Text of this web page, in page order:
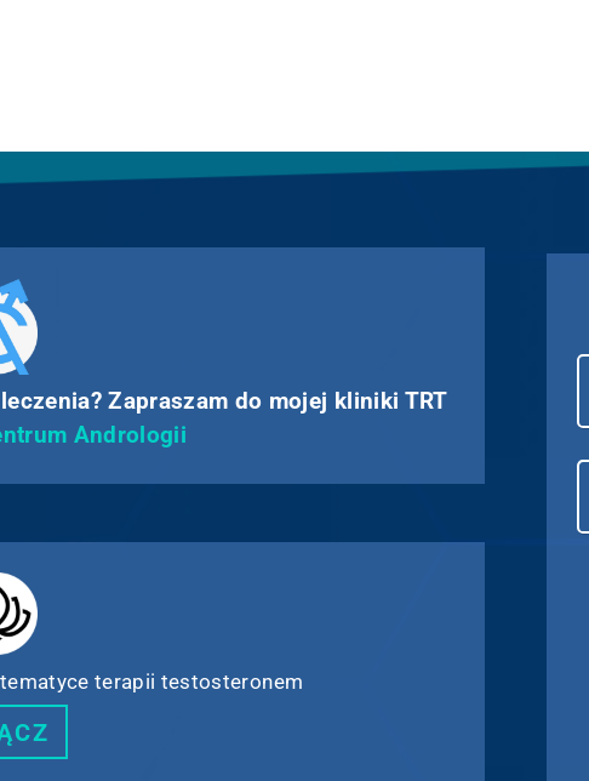
Zapraszam do mojej kliniki TRT
Andrologii
terapii testosteronem